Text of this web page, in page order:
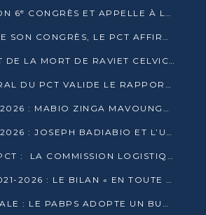
LE PCT OUVRE SON 6ᵉ CONGRÈS ET APPELLE À LA CANDIDATURE DE DENIS SASSOU NGUESSO
À TROIS JOURS DE SON CONGRÈS, LE PCT AFFIRME AVOIR ATTEINT TOUS SES OBJECTIFS
CE QUE L’ON SAIT DE LA MORT DE RAVIET CELVIC N’TSIANTSIE
LE COMITÉ CENTRAL DU PCT VALIDE LE RAPPORT DU CONGRÈS ET SOUTIENT DENIS SASSOU N’GUESSO
PRÉSIDENTIELLE 2026 : MABIO ZINGA MAVOUNGOU DÉCLARE SA CANDIDATURE ET CHARGE LE BILAN DU PCT
PRÉSIDENTIELLE 2026 : JOSEPH BADIABIO ET L’UDH-YUKI JOUENT LA PRUDENCE
6ᵉ CONGRÈS DU PCT : LA COMMISSION LOGISTIQUE ASSURE LA DISTRIBUTION DES KITS
QUINQUENNAT 2021-2026 : LE BILAN « EN TOUTE TRANSPARENCE » PRÉSENTÉ À LA PRESSE
ÉCONOMIE FLUVIALE : LE PABPS ADOPTE UN BUDGET 2026 DE PLUS DE 2,7 MILLIARDS FCFA